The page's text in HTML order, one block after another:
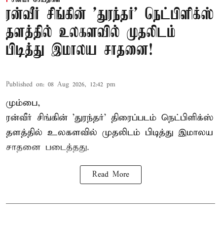
ரன்வீர் சிங்கின் 'துரந்தர்' நெட்பிளிக்ஸ்
தளத்தில் உலகளவில் முதலிடம்
பிடித்து இமாலய சாதனை!
Published on: 08 Aug 2026, 12:42 pm
மும்பை,
ரன்வீர் சிங்கின் 'துரந்தர்' திரைப்படம் நெட்பிளிக்ஸ்
தளத்தில் உலகளவில் முதலிடம் பிடித்து இமாலய
சாதனை படைத்தது.
Read More